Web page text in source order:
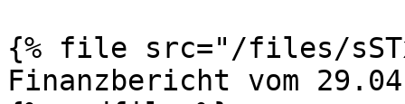
{% file src="/files/
Finanzbericht vom